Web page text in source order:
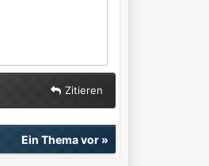
Zitieren
Ein Thema vor»